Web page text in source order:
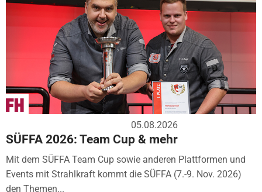
05.08.2026
SÜFFA 2026: Team Cup & mehr
Mit dem SÜFFA Team Cup sowie anderen Plattformen und
Events mit Strahlkraft kommt die SÜFFA (7.-9. Nov. 2026)
den Themen...